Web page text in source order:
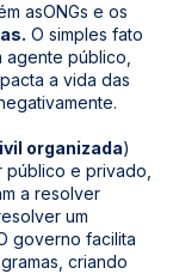
asONGs e os
O simples fato
público,
a vida das
organizada)
e privado,
a resolver
um
governo facilita
criando